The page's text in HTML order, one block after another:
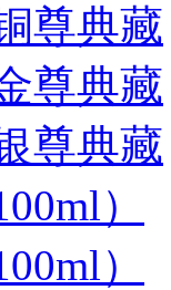
尊典藏
尊典藏
尊典藏
）
）